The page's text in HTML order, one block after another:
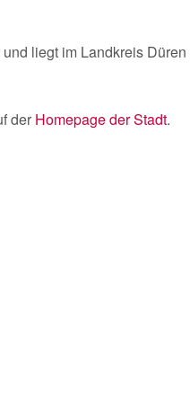
liegt im Landkreis
der Homepage der Stadt.